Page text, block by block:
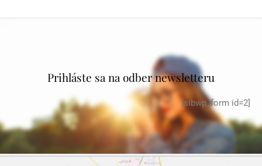
Prihláste sa na odber newsletteru
[sibwp_form id=2]